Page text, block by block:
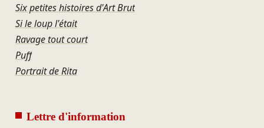
Six petites histoires d'Art Brut
Si le loup l'était
Ravage tout court
Puff
Portrait de Rita
Lettre d'information